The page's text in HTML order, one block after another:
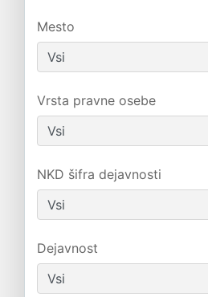
Mesto
Vrsta pravne osebe
NKD šifra dejavnosti
Dejavnost